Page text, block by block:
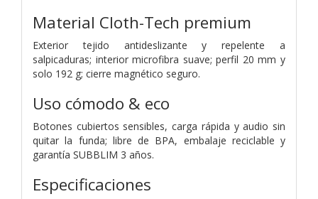
Material Cloth-Tech premium
Exterior tejido antideslizante y repelente a
salpicaduras; interior microfibra suave; perfil 20 mm y
solo 192 g; cierre magnético seguro.
Uso cómodo & eco
Botones cubiertos sensibles, carga rápida y audio sin
quitar la funda; libre de BPA, embalaje reciclable y
garantía SUBBLIM 3 años.
Especificaciones